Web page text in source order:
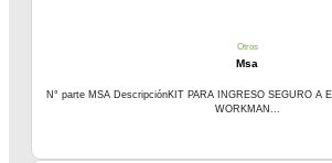
Otros
Msa
N° parte MSA DescripciónKIT PARA INGRESO SEGURO A
WORKMAN...